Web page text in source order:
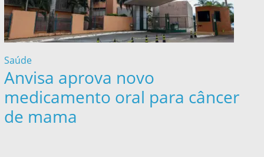
Saúde
Anvisa aprova novo
medicamento oral para câncer
de mama